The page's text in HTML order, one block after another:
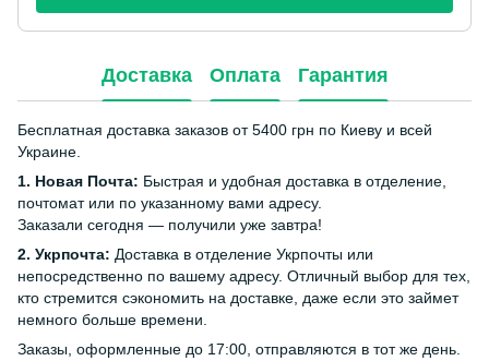
Доставка Оплата Гарантия
Бесплатная доставка заказов от 5400 грн по Киеву и всей
Украине.
1. Новая Почта: Быстрая и удобная доставка в отделение,
почтомат или по указанному вами адресу.
Заказали сегодня — получили уже завтра!
2. Укрпочта: Доставка в отделение Укрпочты или
непосредственно по вашему адресу. Отличный выбор для тех,
кто стремится сэкономить на доставке, даже если это займет
немного больше времени.
Заказы, оформленные до 17:00, отправляются в тот же день.